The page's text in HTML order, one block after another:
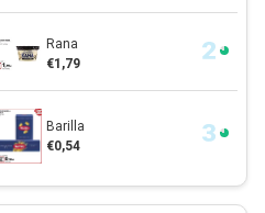
Rana
€1,79
Barilla
€0,54